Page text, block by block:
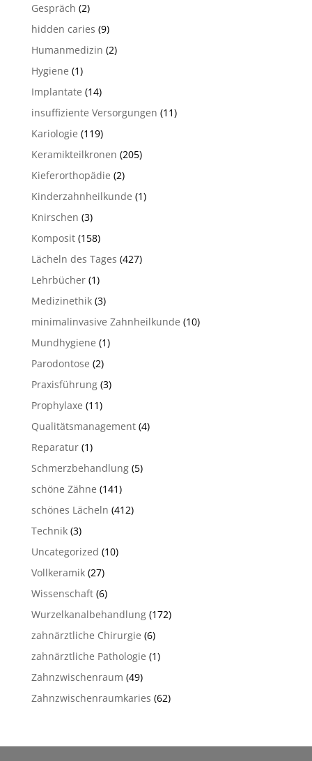
Gespräch (2)
hidden caries (9)
Humanmedizin (2)
Hygiene (1)
Implantate (14)
insuffiziente Versorgungen (11)
Kariologie (119)
Keramikteilkronen (205)
Kieferorthopädie (2)
Kinderzahnheilkunde (1)
Knirschen (3)
Komposit(158)
Lächeln des Tages (427)
Lehrbücher(1)
Medizinethik(3)
minimalinvasive Zahnheilkunde (10)
Mundhygiene (1)
Parodontose (2)
Praxisführung(3)
Prophylaxe (11)
Qualitätsmanagement(4)
Reparatur(1)
Schmerzbehandlung(5)
schöne Zähne (141)
schönes Lächeln (412)
Technik(3)
Uncategorized (10)
Vollkeramik(27)
Wissenschaft(6)
Wurzelkanalbehandlung(172)
zahnärztliche Chirurgie (6)
zahnärztliche Pathologie (1)
Zahnzwischenraum (49)
Zahnzwischenraumkaries (62)